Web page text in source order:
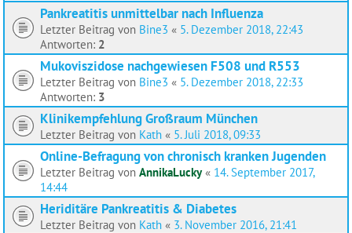
Pankreatitis unmittelbar nach Influenza
Letzter Beitrag von Bine3 « 5. Dezember 2018, 22:43
Antworten: 2
Mukoviszidose nachgewiesen F508 und R553
Letzter Beitrag von Bine3 « 5. Dezember 2018, 22:33
Antworten: 3
Klinikempfehlung Großraum München
Letzter Beitrag von Kath « 5. Juli 2018, 09:33
Online-Befragung von chronisch kranken Jugenden
Letzter Beitrag von AnnikaLucky« 14. September 2017,
14:44
Heriditäre Pankreatitis & Diabetes
Letzter Beitrag von Kath « 3. November 2016, 21:41